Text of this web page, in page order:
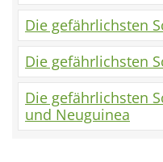
Die gefährlichsten
Die gefährlichsten
Die gefährlichsten
und Neuguinea